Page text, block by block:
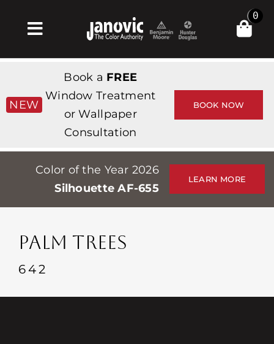
Toggle
Navigation
Products & Services
Κατάστημα
Professionals
Stores
Εκδηλώσεις
Επαφή
0
NEW
Book a FREE
Window Treatment
or Wallpaper
Consultation
BOOK NOW
Color of the Year 2026
Silhouette AF-655
LEARN MORE
PALM TREES
642